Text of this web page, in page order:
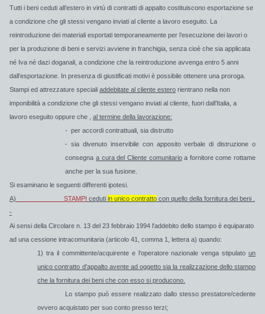
Tutti i beni ceduti all’estero in virtù di contratti di appalto costituiscono esportazione se
a condizione che gli stessi vengano inviati al cliente a lavoro eseguito. La
reintroduzione dei materiali esportati temporaneamente per l’esecuzione dei lavori o
per la produzione di beni e servizi avviene in franchigia, senza cioè che sia applicata
né Iva né dazi doganali, a condizione che la reintroduzione avvenga entro 5 anni
dall’esportazione. In presenza di giustificati motivi è possibile ottenere una proroga.
Stampi ed attrezzature speciali addebitate al cliente estero rientrano nella non
imponibilità a condizione che gli stessi vengano inviati al cliente, fuori dall’Italia, a
lavoro eseguito oppure che , al termine della lavorazione:
-
per accordi contrattuali, sia distrutto
- siadivenuto inservibilecon apposito verbale di distruzione o
consegnaa cura del Cliente comunitarioa fornitore come rottame
anche per la sua fusione.
Si esaminano le seguenti differenti ipotesi.
A)
STAMPI ceduti in unico contratto con quello della fornitura dei beni
-
Ai sensi della Circolare n. 13 del 23 febbraio 1994 l'addebito dello stampo è equiparato
ad una cessione intracomunitaria (articolo 41, comma 1, lettera a) quando:
1) tra il committente/acquirente e l'operatore nazionale venga stipulato un
unico contratto d'appalto avente ad oggetto sia la realizzazione dello stampo
che la fornitura dei beni che con esso si producono.
Lo stampo può essere realizzato dallo stesso prestatore/cedente
ovvero acquistato per suo conto presso terzi;